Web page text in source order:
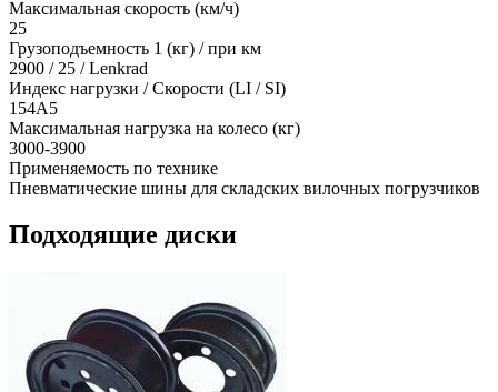
Максимальная скорость (км/ч)
25
Грузоподъемность 1 (кг) / при км
2900 / 25 / Lenkrad
Индекс нагрузки / Скорости (LI / SI)
154A5
Максимальная нагрузка на колесо (кг)
3000-3900
Применяемость по технике
Пневматические шины для складских вилочных погрузчиков
Подходящие диски